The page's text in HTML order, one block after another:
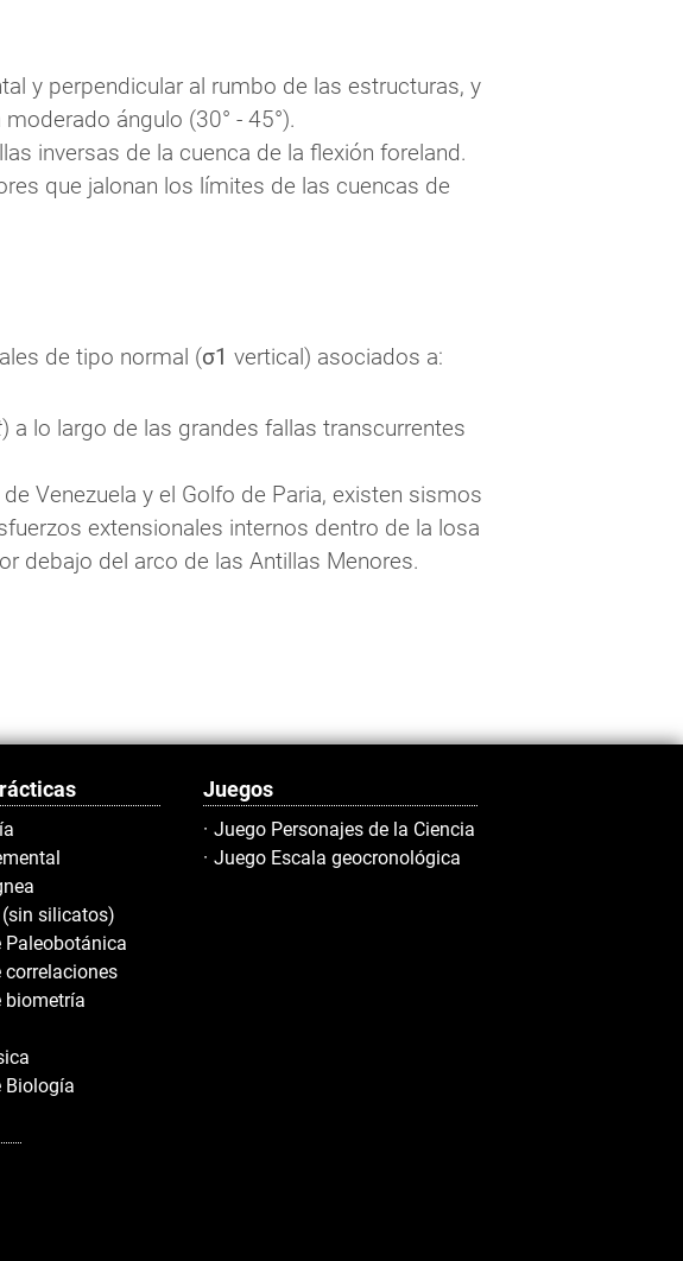
y perpendicular al rumbo de las estructuras, y
ángulo (30° - 45°).
inversas de la cuenca de la flexión foreland.
que jalonan los límites de las cuencas de
de tipo normal (σ1 vertical) asociados a:
) a lo largo de las grandes fallas transcurrentes
Venezuela y el Golfo de Paria, existen sismos
extensionales internos dentro de la losa
debajo del arco de las Antillas Menores.
silicatos)
Paleobotánica
correlaciones
biometría
Biología
Juegos
Juego Personajes de la Ciencia
Juego Escala geocronológica